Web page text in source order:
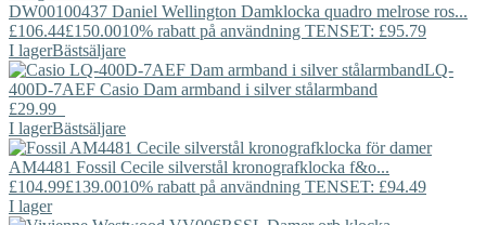
DW00100437 Daniel Wellington Damklocka quadro melrose ros...
£106.44£150.0010% rabatt på användning TENSET: £95.79
I lagerBästsäljare
LQ-
400D-7AEF Casio Dam armband i silver stålarmband
£29.99
I lagerBästsäljare
AM4481 Fossil Cecile silverstål kronografklocka f&o...
£104.99£139.0010% rabatt på användning TENSET: £94.49
I lager